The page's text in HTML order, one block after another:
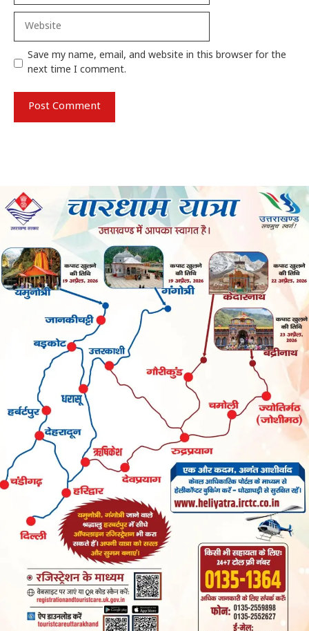
Website
Save my name, email, and website in this browser for the
next time I comment.